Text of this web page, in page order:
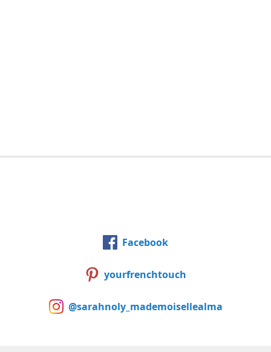
Facebook
yourfrenchtouch
@sarahnoly_mademoisellealma